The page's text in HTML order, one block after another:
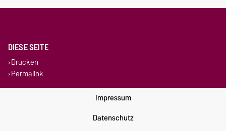
DIESE SEITE
Drucken
Permalink
Impressum
Datenschutz